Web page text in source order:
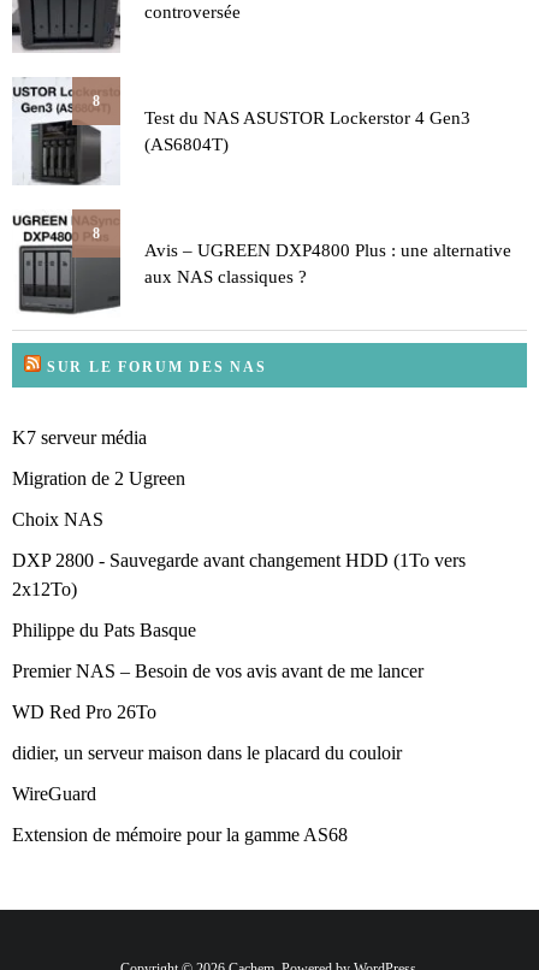
controversée
8
Test du NAS ASUSTOR Lockerstor 4 Gen3
(AS6804T)
8
Avis – UGREEN DXP4800 Plus : une alternative
aux NAS classiques ?
SUR LE FORUM DES NAS
K7 serveur média
Migration de 2 Ugreen
Choix NAS
DXP 2800 - Sauvegarde avant changement HDD (1To vers
2x12To)
Philippe du Pats Basque
Premier NAS – Besoin de vos avis avant de me lancer
WD Red Pro 26To
didier, un serveur maison dans le placard du couloir
WireGuard
Extension de mémoire pour la gamme AS68